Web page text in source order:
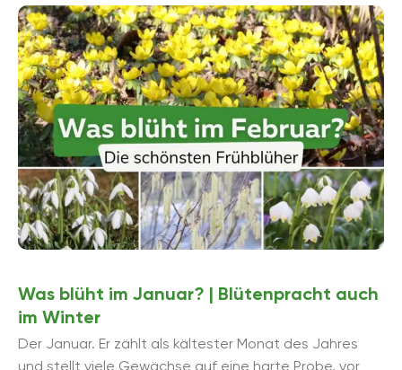
Vorteile ...
Was blüht im Januar? | Blütenpracht auch
im Winter
Der Januar. Er zählt als kältester Monat des Jahres
und stellt viele Gewächse auf eine harte Probe, vor